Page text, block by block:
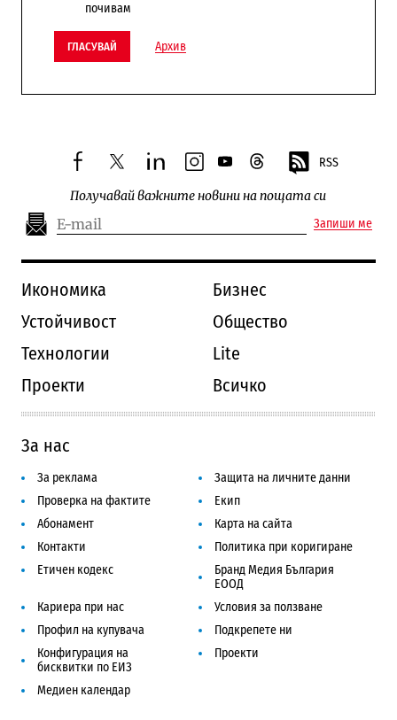
почивам
ГЛАСУВАЙ Архив
facebooktwitterlinkedininstagram
youtubethreads RSS
Получавай важните новини на пощата си
Запиши ме
Икономика
Бизнес
Устойчивост
Общество
Технологии
Lite
Проекти
Всичко
За нас
За реклама
Защита на личните данни
Проверка на фактите
Екип
Абонамент
Карта на сайта
Контакти
Политика при коригиране
Етичен кодекс
Бранд Медия България
ЕООД
Кариера при нас
Условия за ползване
Профил на купувача
Подкрепете ни
Конфигурация на
бисквитки по ЕИЗ
Проекти
Медиен календар